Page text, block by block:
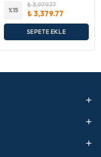
%15
₺ 3,979.77
₺ 3,379.77
SEPETE EKLE